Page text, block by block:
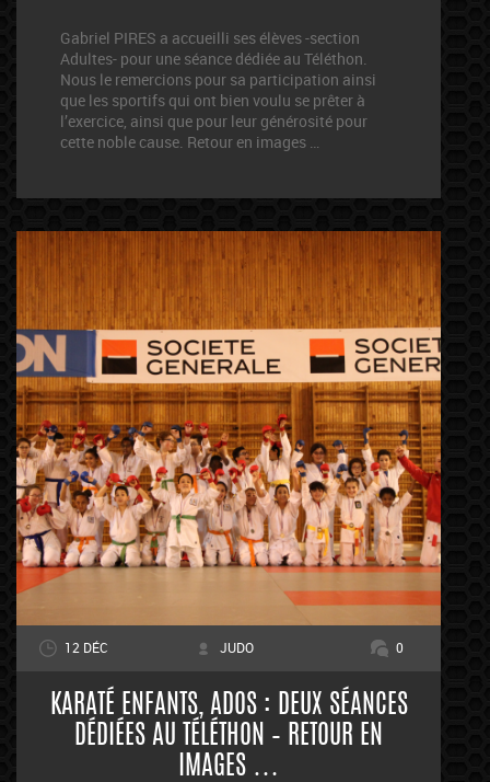
Gabriel PIRES a accueilli ses élèves -section
Adultes- pour une séance dédiée au Téléthon.
Nous le remercions pour sa participation ainsi
que les sportifs qui ont bien voulu se prêter à
l’exercice, ainsi que pour leur générosité pour
cette noble cause. Retour en images …
12 DÉC JUDO 0
KARATÉ ENFANTS, ADOS : DEUX SÉANCES
DÉDIÉES AU TÉLÉTHON – RETOUR EN
IMAGES …